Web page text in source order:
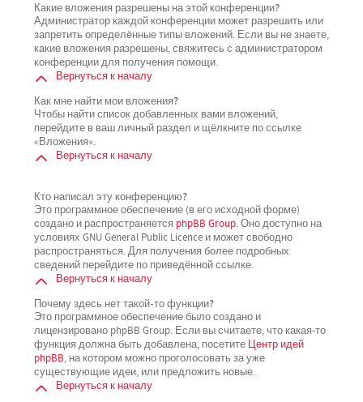
Какие вложения разрешены на этой конференции?
Администратор каждой конференции может разрешить или
запретить определённые типы вложений. Если вы не знаете,
какие вложения разрешены, свяжитесь с администратором
конференции для получения помощи.
Вернуться к началу
Как мне найти мои вложения?
Чтобы найти список добавленных вами вложений,
перейдите в ваш личный раздел и щёлкните по ссылке
«Вложения».
Вернуться к началу
Кто написал эту конференцию?
Это программное обеспечение (в его исходной форме)
создано и распространяется phpBB Group. Оно доступно на
условиях GNU General Public Licence и может свободно
распространяться. Для получения более подробных
сведений перейдите по приведённой ссылке.
Вернуться к началу
Почему здесь нет такой-то функции?
Это программное обеспечение было создано и
лицензировано phpBB Group. Если вы считаете, что какая-то
функция должна быть добавлена, посетите Центр идей
phpBB, на котором можно проголосовать за уже
существующие идеи, или предложить новые.
Вернуться к началу